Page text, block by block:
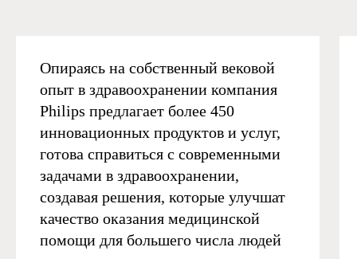
Опираясь на собственный вековой
опыт в здравоохранении компания
Philips предлагает более 450
инновационных продуктов и услуг,
готова справиться с современными
задачами в здравоохранении,
создавая решения, которые улучшат
качество оказания медицинской
помощи для большего числа людей